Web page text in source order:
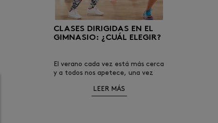
CLASES DIRIGIDAS EN EL
GIMNASIO: ¿CUÁL ELEGIR?
El verano cada vez está más cerca
y a todos nos apetece, una vez
aspecto físico.LEER MÁS